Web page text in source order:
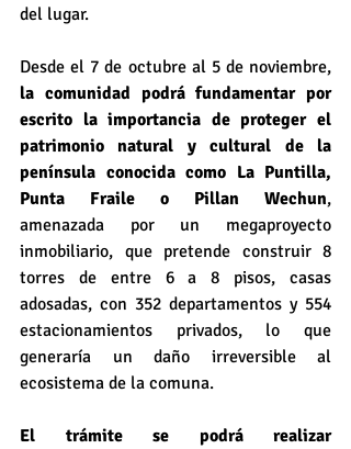
del lugar.
la comunidad podrá fundamentar por
escrito la importancia de proteger el
patrimonio natural y cultural de la
península conocida como La Puntilla,
Punta Fraile o Pillan Wechun,
amenazada por un megaproyecto
inmobiliario, que pretende construir 8
torres de entre 6 a 8 pisos, casas
adosadas, con 352 departamentos y 554
estacionamientos privados, lo que
generaría un daño irreversible al
ecosistema de la comuna.
El trámite se podrá realizar